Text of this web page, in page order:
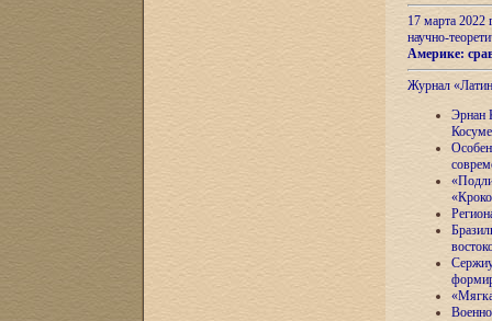
17 марта 2022
научно-
Америке:
Журнал
Эрнан